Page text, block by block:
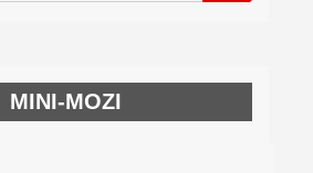
MINI-MOZI